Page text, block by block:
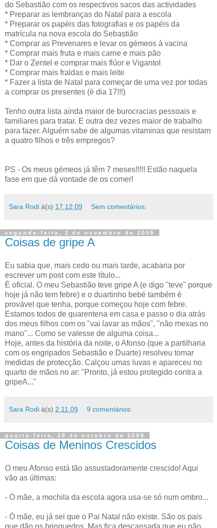
do Sebastião com os respectivos sacos das actividades
* Preparar as lembranças do Natal para a escola
* Preparar os papéis das fotografias e os papéis da
matrícula na nova escola do Sebastião
* Comprar as Prevenares e levar os gémeos à vacina
* Comprar mais fruta e mais carne e mais pão
* Dar o Zentel e comprar mais flúor e Vigantol
* Comprar mais fraldas e mais leite
* Fazer a lista de Natal para começar de uma vez por todas
a comprar os presentes (é dia 17!!!)
Tenho outra lista ainda maior de burocracias pessoais e
familiares para tratar. E outra dez vezes maior de trabalho
para fazer. Alguém sabe de algumas vitaminas que resistam
a quatro filhos e três empregos?
PS - Os meus gémeos já têm 7 meses!!!!! Estão naquela
fase em que dá vontade de os comer!
Sara Rodi à(s) 17.12.09 Sem comentários:
segunda-feira, 2 de novembro de 2009
Coisas de gripe A
Eu sabia que, mais cedo ou mais tarde, acabaria por
escrever um post com este título...
É oficial. O meu Sebastião teve gripe A (e digo "teve" porque
hoje já não tem febre) e o duartinho bebé também é
provável que tenha, porque começou hoje com febre.
Estamos todos de quarentena em casa e passo o dia atrás
dos meus filhos com os "vai lavar as mãos", "não mexas no
mano"... Como se valesse de alguma coisa...
Hoje, antes da história da noite, o Afonso (que a partilharia
com os engripados Sebastião e Duarte) resolveu tomar
medidas de protecção. Calçou umas luvas e apareceu no
quarto de mãos no ar: "Pronto, já estou protegido contra a
gripeA..."
Sara Rodi à(s) 2.11.09 9 comentários:
quarta-feira, 28 de outubro de 2009
Coisas de Meninos Crescidos
O meu Afonso está tão assustadoramente crescido! Aqui
vão as últimas:
- Ó mãe, a mochila da escola agora usa-se só num ombro...
- Ó mãe, eu já sei que o Pai Natal não existe. São os pais
que dão os brinquedos. Mas fica descansada que eu não